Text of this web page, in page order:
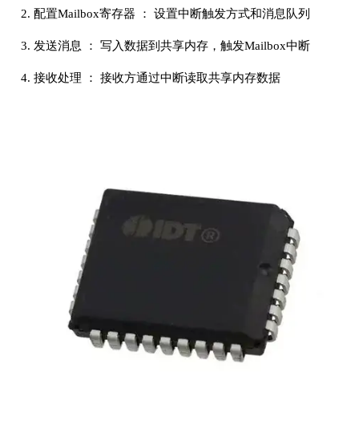
2. 配置Mailbox寄存器 ： 设置中断触发方式和消息队列
3. 发送消息 ： 写入数据到共享内存，触发Mailbox中断
4. 接收处理 ： 接收方通过中断读取共享内存数据